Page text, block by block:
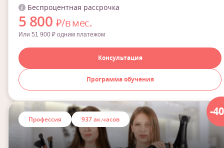
Беспроцентная рассрочка
5 800 ₽/в мес.
Или 51 900 ₽ одним платежом
Консультация
Программа обучения
-
Профессия 937 ак.часов